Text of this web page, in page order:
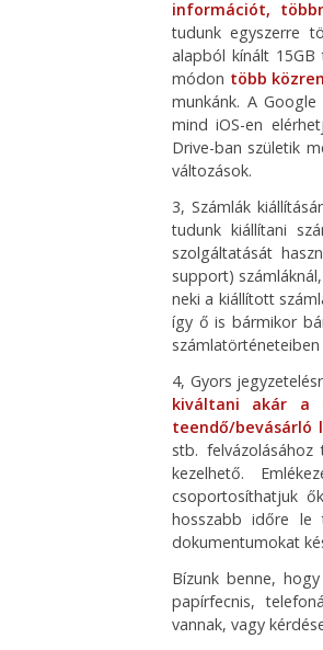
információt,
tudunk egyszerre
alapból kínált
módon több
munkánk. A
mind iOS-en
Drive-ban születik
változások.
3, Számlák
tudunk kiállítani
szolgáltatását
support)
neki a kiállított
így ő is bármikor
4, Gyors
kiváltani akár a
teendő/bevásárló
stb.
kezelhető.
csoportosíthatjuk
hosszabb időre le
dokumentumokat
Bízunk benne,
papírfecnis,
vannak, vagy